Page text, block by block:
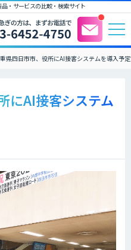
・サービスの比較・検索サイト
県四日市市、役所にAI接客システムを導入予定
にAI接客システム